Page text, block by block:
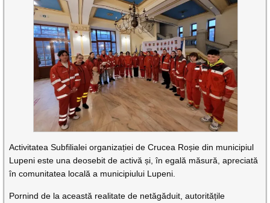
Activitatea Subfilialei organizației de Crucea Roșie din municipiul
Lupeni este una deosebit de activă și, în egală măsură, apreciată
în comunitatea locală a municipiului Lupeni.
Pornind de la această realitate de netăgăduit, autoritățile